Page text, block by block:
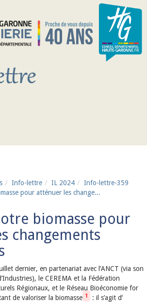
Info-lettre IL 2024
Info-lettre-359
pour atténuer les change...
biomasse pour
changements
dernier, en partenariat avec l’ANCT (via son
le CEREMA et la Fédération
Régionaux, et le Réseau Bioéconomie for
de valoriser la biomasse 1
: il s’agit d’